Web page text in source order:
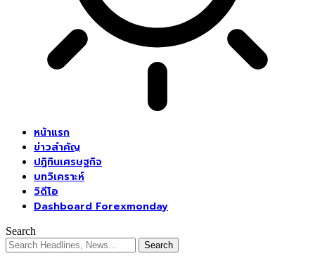
หน้าแรก
ข่าวสำคัญ
ปฏิทินเศรษฐกิจ
บทวิเคราะห์
วิดีโอ
Dashboard Forexmonday
Search